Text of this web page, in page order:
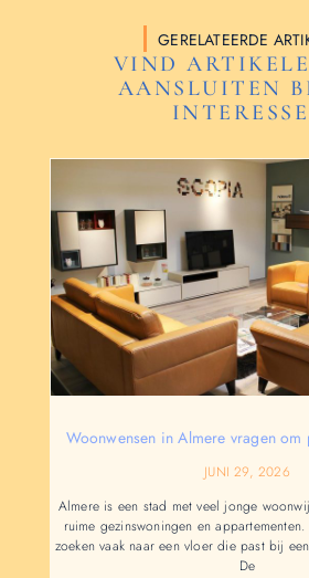
GERELATEERDE
VIND
AANSLUITEN
Woonwensen in Almere vragen om
JUNI 29, 2026
Almere is een stad met veel jonge
ruime gezinswoningen en
zoeken vaak naar een vloer die past bij
De